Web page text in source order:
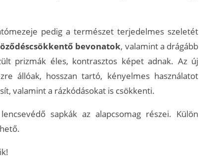
pedig a természet terjedelmes szeletét
bevonatok, valamint a drágább
prizmák éles, kontrasztos képet adnak. Az új
állóak, hosszan tartó, kényelmes használatot
valamint a rázkódásokat is csökkenti.
sapkák az alapcsomag részei. Külön